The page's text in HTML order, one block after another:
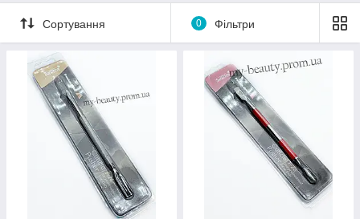
Сортування 0 Фільтри